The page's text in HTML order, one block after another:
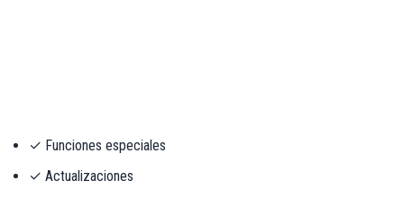
✓ Funciones especiales
✓ Actualizaciones